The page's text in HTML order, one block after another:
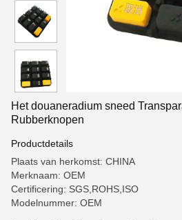
Het douaneradium sneed
Rubberknopen
Productdetails
Plaats van herkomst: CHINA
Merknaam: OEM
Certificering: SGS,ROHS,ISO
Modelnummer: OEM